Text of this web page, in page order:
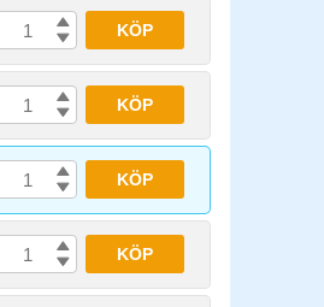
KÖP
KÖP
KÖP
KÖP